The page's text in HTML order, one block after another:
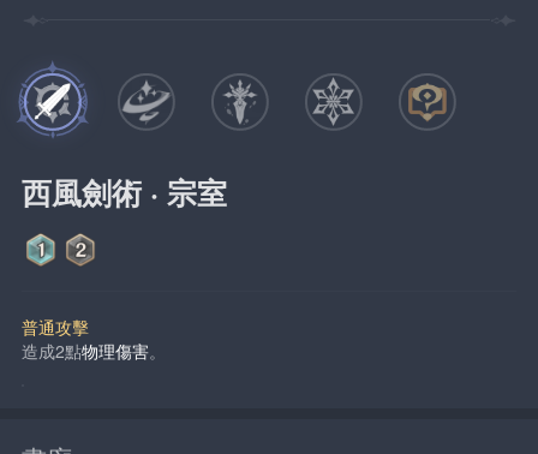
西風劍術 · 宗室
普通攻擊
造成2點物理傷害。